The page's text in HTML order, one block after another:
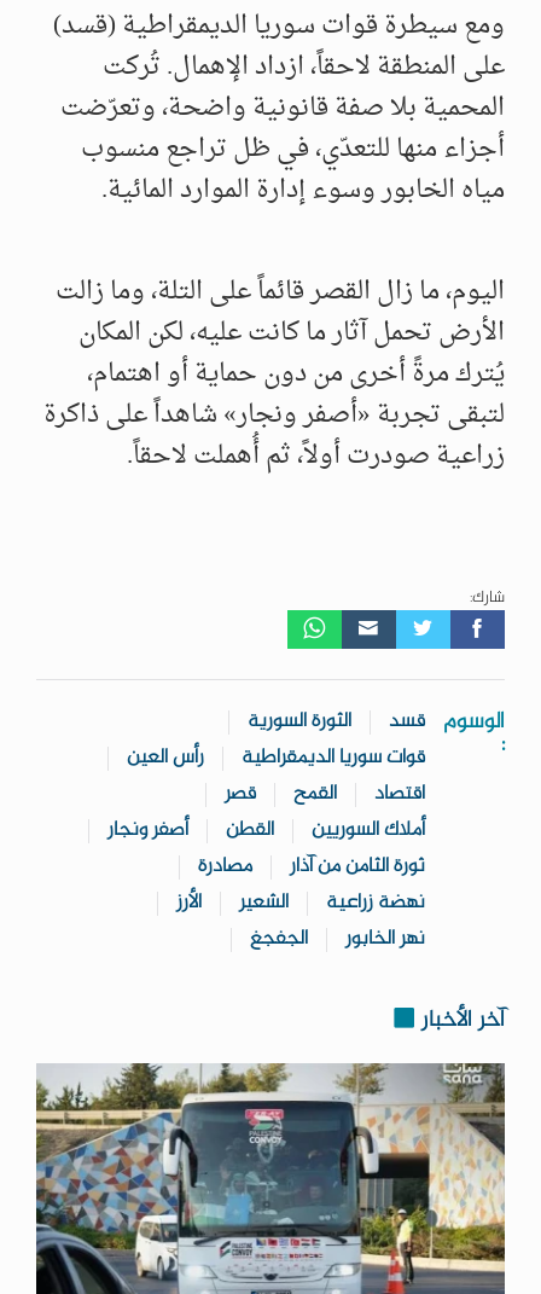
ومع سيطرة قوات سوريا الديمقراطية (قسد)
على المنطقة لاحقاً، ازداد الإهمال. تُركت
المحمية بلا صفة قانونية واضحة، وتعرّضت
أجزاء منها للتعدّي، في ظل تراجع منسوب
مياه الخابور وسوء إدارة الموارد المائية.
اليوم، ما زال القصر قائماً على التلة، وما زالت
الأرض تحمل آثار ما كانت عليه، لكن المكان
يُترك مرةً أخرى من دون حماية أو اهتمام،
لتبقى تجربة «أصفر ونجار» شاهداً على ذاكرة
زراعية صودرت أولاً، ثم أُهملت لاحقاً.
شارك:
الوسوم
:
قسد
الثورة السورية
قوات سوريا الديمقراطية
رأس العين
اقتصاد
القمح
قصر
أملاك السوريين
القطن
أصفر ونجار
ثورة الثامن من آذار
مصادرة
نهضة زراعية
الشعير
الأرز
نهر الخابور
الجفجغ
آخر الأخبار